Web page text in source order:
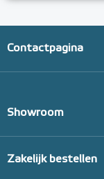
Contactpagina
Showroom
Zakelijk bestellen